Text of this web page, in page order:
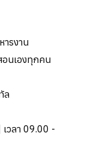
รงาน
อนเองทุกคน
ล
วลา 09.00 -